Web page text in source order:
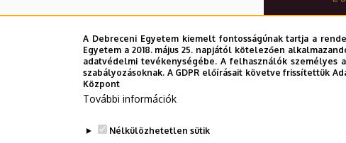
A Debreceni Egyetem kiemelt fontosságúnak tartja a
Egyetem a 2018. május 25. napjától kötelezően
adatvédelmi tevékenységébe. A felhasználók
szabályozásoknak. A GDPR előírásait követve frissítettük
Központ
További információk
Nélkülözhetetlen sütik